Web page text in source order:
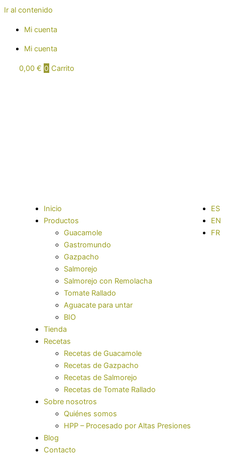
Ir al contenido
Mi cuenta
Mi cuenta
0,00 € 0 Carrito
Inicio
Productos
Guacamole
Gastromundo
Gazpacho
Salmorejo
Salmorejo con Remolacha
Tomate Rallado
Aguacate para untar
BIO
Tienda
Recetas
Recetas de Guacamole
Recetas de Gazpacho
Recetas de Salmorejo
Recetas de Tomate Rallado
Sobre nosotros
Quiénes somos
HPP – Procesado por Altas Presiones
Blog
Contacto
ES
EN
FR